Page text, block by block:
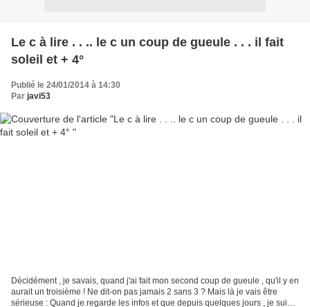
Le c à lire . . .. le c un coup de gueule . . . il fait
soleil et + 4°
Publié le 24/01/2014 à 14:30
Par javi53
Décidément , je savais, quand j'ai fait mon second coup de gueule , qu'il y en
aurait un troisième ! Ne dit-on pas jamais 2 sans 3 ? Mais là je vais être
sérieuse : Quand je regarde les infos et que depuis quelques jours , je suis